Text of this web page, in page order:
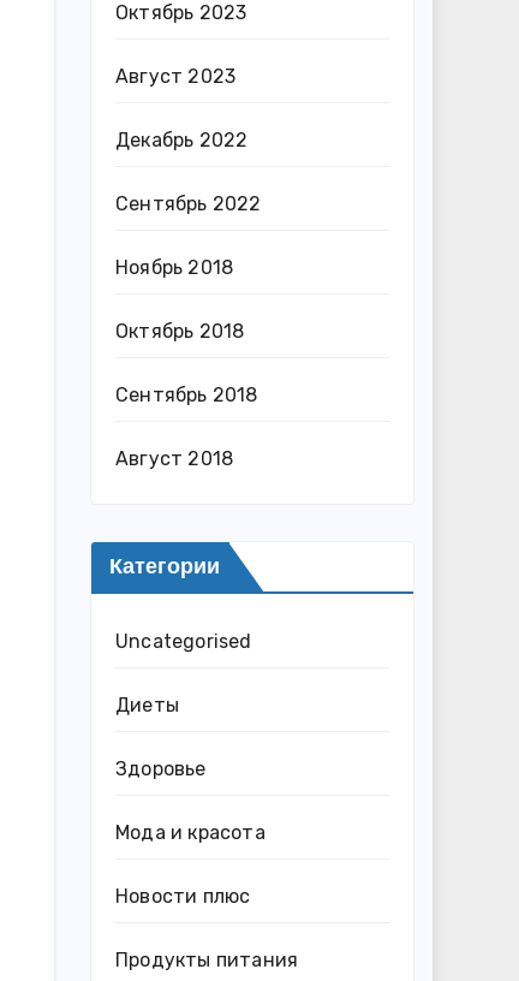
Октябрь 2023
Август 2023
Декабрь 2022
Сентябрь 2022
Ноябрь 2018
Октябрь 2018
Сентябрь 2018
Август 2018
Категории
Uncategorised
Диеты
Здоровье
Мода и красота
Новости плюс
Продукты питания